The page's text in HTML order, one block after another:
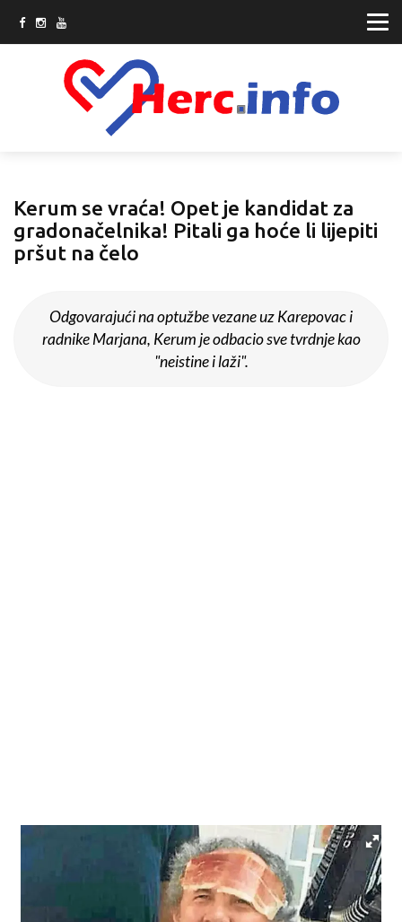
Kerum se vraća! Opet je kandidat za
gradonačelnika! Pitali ga hoće li lijepiti
pršut na čelo
Odgovarajući na optužbe vezane uz Karepovac i
radnike Marjana, Kerum je odbacio sve tvrdnje kao
"neistine i laži".